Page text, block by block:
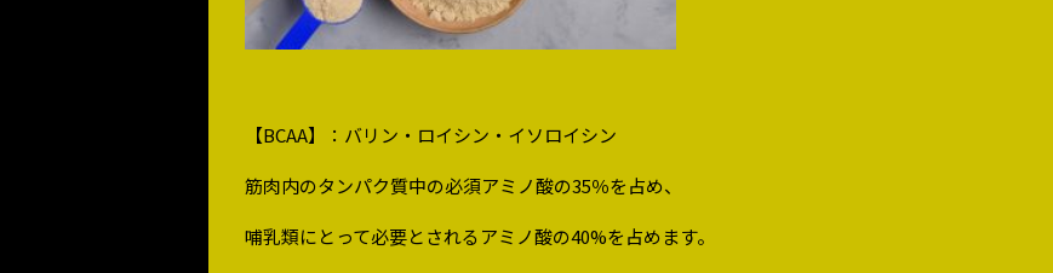
【BCAA】：バリン・ロイシン・イソロイシン
筋肉内のタンパク質中の必須アミノ酸の35％を占め、
哺乳類にとって必要とされるアミノ酸の40%を占めます。